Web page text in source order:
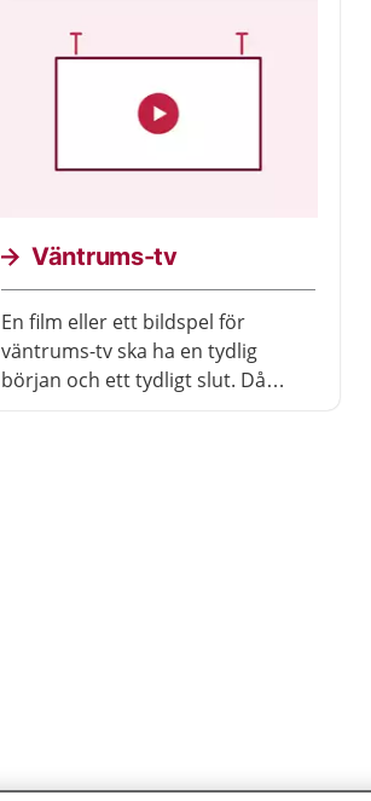
Väntrums-tv
En film eller ett bildspel för
väntrums-tv ska ha en tydlig
början och ett tydligt slut. Då